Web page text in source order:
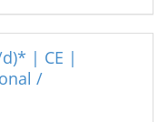
| CE |
/